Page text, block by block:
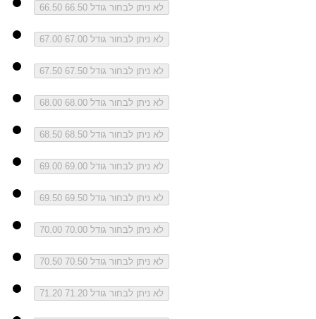
66.50 לא ניתן לבחור גודל 66.50
67.00 לא ניתן לבחור גודל 67.00
67.50 לא ניתן לבחור גודל 67.50
68.00 לא ניתן לבחור גודל 68.00
68.50 לא ניתן לבחור גודל 68.50
69.00 לא ניתן לבחור גודל 69.00
69.50 לא ניתן לבחור גודל 69.50
70.00 לא ניתן לבחור גודל 70.00
70.50 לא ניתן לבחור גודל 70.50
71.20 לא ניתן לבחור גודל 71.20